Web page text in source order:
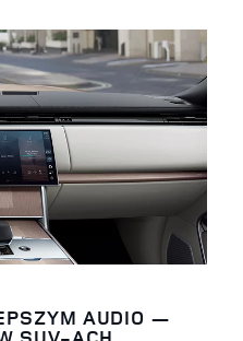
AUDIO —